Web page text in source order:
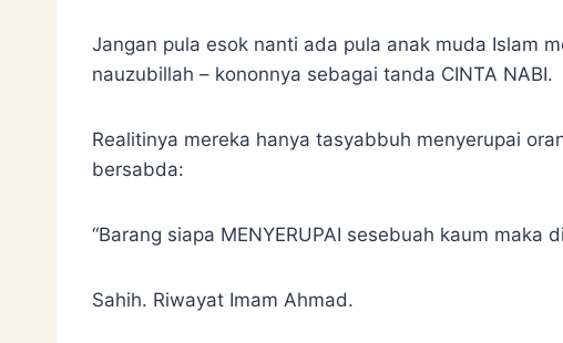
Jangan pula esok nanti ada pula anak muda Islam
nauzubillah – kononnya sebagai tanda CINTA NABI.
Realitinya mereka hanya tasyabbuh menyerupai
bersabda:
“Barang siapa MENYERUPAI sesebuah kaum maka
Sahih. Riwayat Imam Ahmad.